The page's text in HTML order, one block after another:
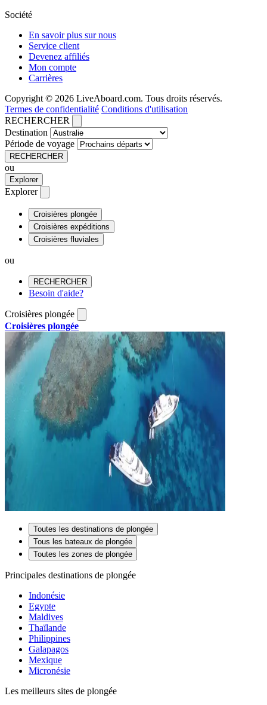
Société
En savoir plus sur nous
Service client
Devenez affiliés
Mon compte
Carrières
Copyright © 2026 LiveAboard.com. Tous droits réservés.
Termes de confidentialité Conditions d'utilisation
RECHERCHER
Destination
Période de voyage
RECHERCHER
ou
Explorer
Explorer
Croisières plongée
Croisières expéditions
Croisières fluviales
ou
RECHERCHER
Besoin d'aide?
Croisières plongée
Croisières plongée
Toutes les destinations de plongée
Tous les bateaux de plongée
Toutes les zones de plongée
Principales destinations de plongée
Indonésie
Egypte
Maldives
Thaïlande
Philippines
Galapagos
Mexique
Micronésie
Les meilleurs sites de plongée